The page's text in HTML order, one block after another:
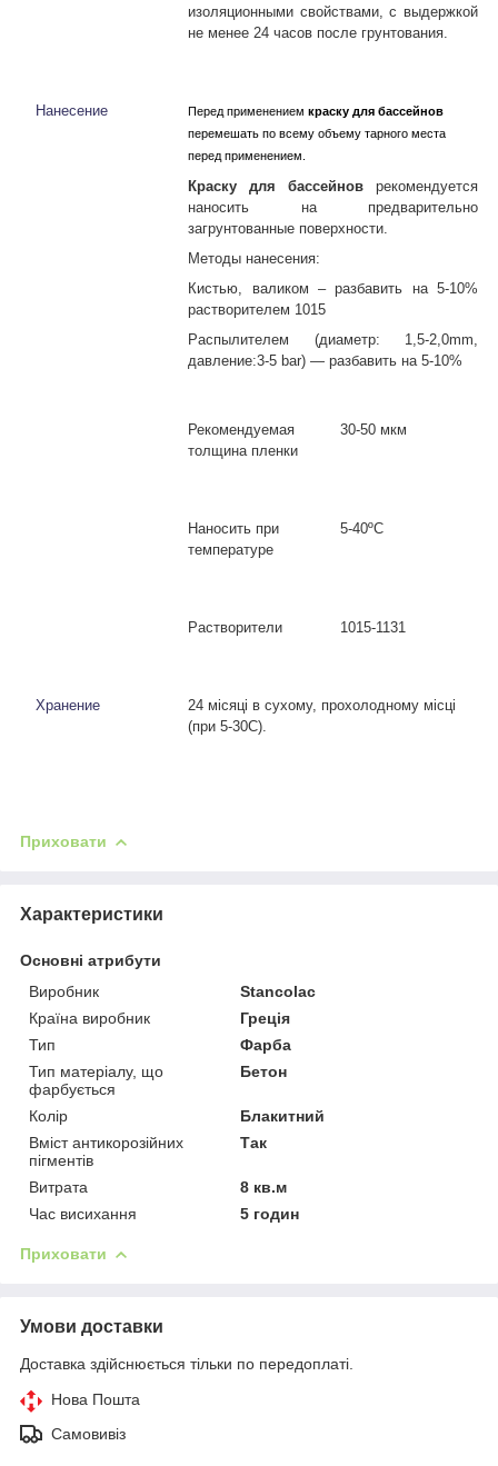
изоляционными свойствами, с выдержкой
не менее 24 часов после грунтования.
Нанесение Перед применениемкраску для бассейнов
перемешатьпо всему объему тарного места
перед применением
Краску для бассейнов рекомендуется
наносить на предварительно
загрунтованные поверхности.
Методы нанесения:
Кистью, валиком – разбавить на 5-10%
растворителем 1015
Распылителем (диаметр: 1,5-2,0mm
давление:3-5 bar) ― разбавить на 5-10%
Рекомендуемая
толщина пленки
30-50 мкм
Наносить при
температуре
5-40ºC
Растворители 1015-1131
Хранение
24 місяці в сухому, прохолодному місці
(при 5-30C).
Приховати
Характеристики
Основні атрибути
Виробник
Stancolac
Країна виробник
Греція
Тип
Фарба
Тип матеріалу, що
фарбується
Бетон
Колір
Блакитний
Вміст антикорозійних
пігментів
Так
Витрата
8 кв.м
Час висихання
5 годин
Приховати
Умови доставки
Доставка здійснюється тільки по передоплаті.
Нова Пошта
Самовивіз